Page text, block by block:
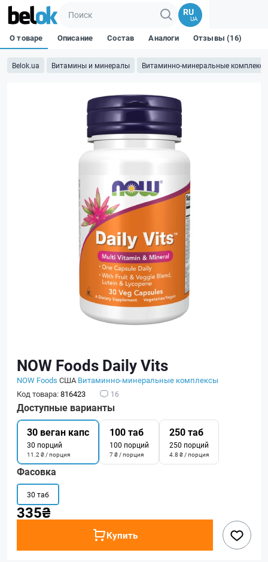
RU
UA
Belok.ua Витамины и минералы Витаминно-минеральные комплексы
О товаре Описание Состав Аналоги Отзывы (16)
NOW Foods Daily Vits
NOW Foods США Витаминно-минеральные комплексы
Код товара:816423 16
Доступные варианты
30 веган капс
30 порций
11.2 ₴ / порция
100 таб
100 порций
7 ₴ / порция
250 таб
250 порций
4.8 ₴ / порция
Фасовка
30 таб
335₴
Купить